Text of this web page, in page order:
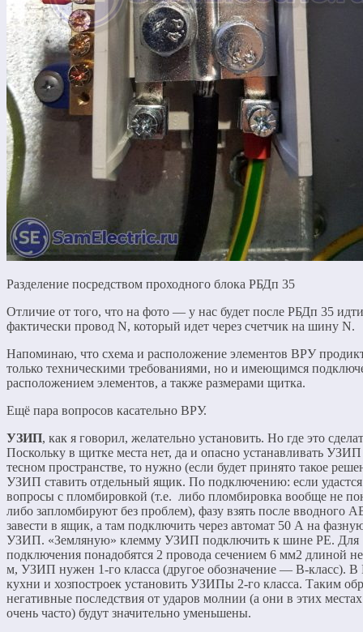
Разделение посредством проходного блока РБДп 35
Отличие от того, что на фото — у нас будет после РБДп 35 идти
фактически провод N, который идет через счетчик на шину N.
Напоминаю, что схема и расположение элементов ВРУ
только техническими требованиями, но и имеющимся
расположением элементов, а также размерами щитка.
Ещё пара вопросов касательно ВРУ.
УЗИП, как я говорил, желательно установить. Но где это
Поскольку в щитке места нет, да и опасно устанавливать
тесном пространстве, то нужно (если будет принято такое
УЗИП ставить отдельный ящик. По подключению: если
вопросы с пломбировкой (т.е. либо пломбировка вообще не
либо запломбируют без проблем), фазу взять после вводного
завести в ящик, а там подключить через автомат 50 А на
УЗИП. «Земляную» клемму УЗИП подключить к шине РЕ. Для
подключения понадобятся 2 провода сечением 6 мм2 длиной
м, УЗИП нужен 1-го класса (другое обозначение — В-класс).
кухни и хозпостроек установить УЗИПы 2-го класса. Таким
негативные последствия от ударов молнии (а они в этих
очень часто) будут значительно уменьшены.